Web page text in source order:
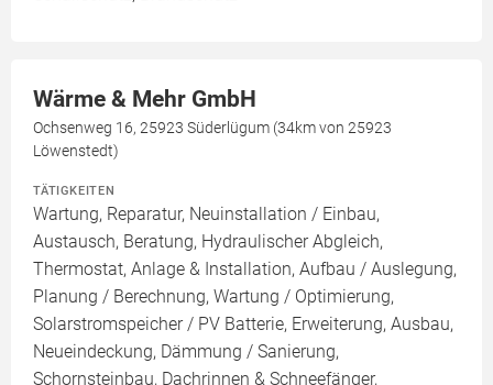
Wärme & Mehr GmbH
Ochsenweg 16, 25923 Süderlügum (34km von 25923
Löwenstedt)
TÄTIGKEITEN
Wartung, Reparatur, Neuinstallation / Einbau,
Austausch, Beratung, Hydraulischer Abgleich,
Thermostat, Anlage & Installation, Aufbau / Auslegung,
Planung / Berechnung, Wartung / Optimierung,
Solarstromspeicher / PV Batterie, Erweiterung, Ausbau,
Neueindeckung, Dämmung / Sanierung,
Schornsteinbau, Dachrinnen & Schneefänger,